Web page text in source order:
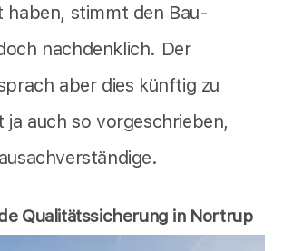
haben, stimmt den Bau-
nachdenklich. Der
aber dies künftig zu
ja auch so vorgeschrieben,
Qualitätssicherung in Nortrup